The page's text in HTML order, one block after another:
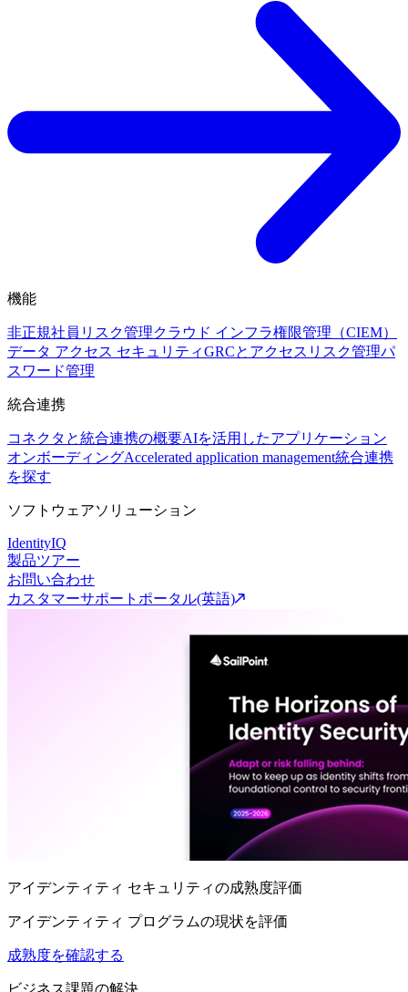
機能
非正規社員リスク管理クラウド インフラ権限管理（CIEM）
データ アクセス セキュリティGRCとアクセスリスク管理パ
スワード管理
統合連携
コネクタと統合連携の概要AIを活用したアプリケーション
オンボーディングAccelerated application management統合連携
を探す
ソフトウェアソリューション
IdentityIQ
製品ツアー
お問い合わせ
カスタマーサポートポータル(英語)
アイデンティティ セキュリティの成熟度評価
アイデンティティ プログラムの現状を評価
成熟度を確認する